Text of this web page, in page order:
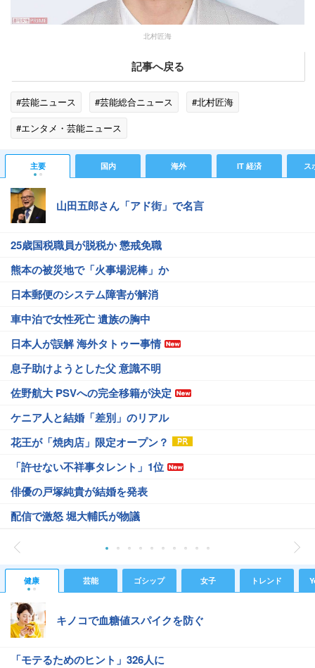
北村匠海
記事へ戻る
#芸能ニュース #芸能総合ニュース
#北村匠海
#エンタメ・芸能ニュース
主要 国内 海外 IT 経済 ス
山田五郎さん「アド街」で名言
25歳国税職員が脱税か 懲戒免職
熊本の被災地で「火事場泥棒」か
日本郵便のシステム障害が解消
車中泊で女性死亡 遺族の胸中
日本人が誤解 海外タトゥー事情
息子助けようとした父 意識不明
佐野航大 PSVへの完全移籍が決定
ケニア人と結婚「差別」のリアル
花王が「焼肉店」限定オープン？
「許せない不祥事タレント」1位
俳優の戸塚純貴が結婚を発表
配信で激怒 堀大輔氏が物議
健康 芸能 ゴシップ 女子 トレンド
キノコで血糖値スパイクを防ぐ
「モテるためのヒント」326人に